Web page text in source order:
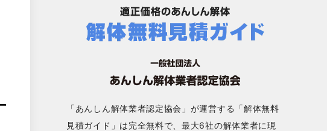
「あんしん解体業者認定協会」が運営する「解体無料
見積ガイド」は完全無料で、最大6社の解体業者に現